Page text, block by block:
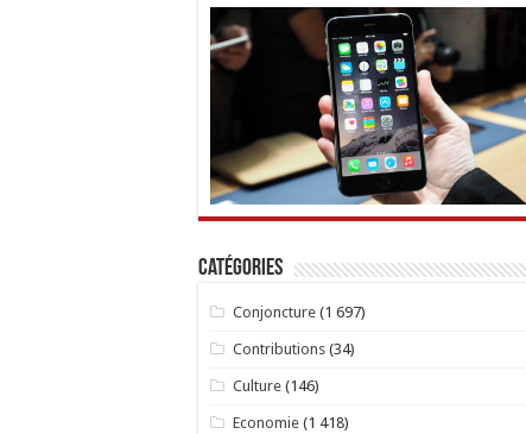
Catégories
Conjoncture(1 697)
Contributions(34)
Culture(146)
Economie(1 418)